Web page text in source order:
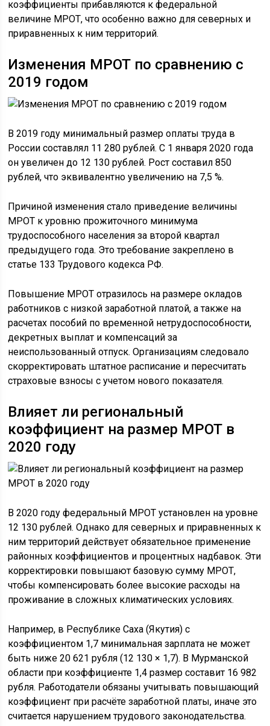
коэффициенты прибавляются к федеральной
величине МРОТ, что особенно важно для северных и
приравненных к ним территорий.
Изменения МРОТ по сравнению с
2019 годом
В 2019 году минимальный размер оплаты труда в
России составлял 11 280 рублей. С 1 января 2020 года
он увеличен до 12 130 рублей. Рост составил 850
рублей, что эквивалентно увеличению на 7,5 %.
Причиной изменения стало приведение величины
МРОТ к уровню прожиточного минимума
трудоспособного населения за второй квартал
предыдущего года. Это требование закреплено в
статье 133 Трудового кодекса РФ.
Повышение МРОТ отразилось на размере окладов
работников с низкой заработной платой, а также на
расчетах пособий по временной нетрудоспособности,
декретных выплат и компенсаций за
неиспользованный отпуск. Организациям следовало
скорректировать штатное расписание и пересчитать
страховые взносы с учетом нового показателя.
Влияет ли региональный
коэффициент на размер МРОТ в
2020 году
В 2020 году федеральный МРОТ установлен на уровне
12 130 рублей. Однако для северных и приравненных к
ним территорий действует обязательное применение
районных коэффициентов и процентных надбавок. Эти
корректировки повышают базовую сумму МРОТ,
чтобы компенсировать более высокие расходы на
проживание в сложных климатических условиях.
Например, в Республике Саха (Якутия) с
коэффициентом 1,7 минимальная зарплата не может
быть ниже 20 621 рубля (12 130 × 1,7). В Мурманской
области при коэффициенте 1,4 размер составит 16 982
рубля. Работодатели обязаны учитывать повышающий
коэффициент при расчёте заработной платы, иначе это
считается нарушением трудового законодательства.